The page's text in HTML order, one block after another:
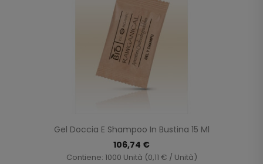
Gel Doccia E Shampoo In Bustina 15 Ml
106,74 €
Contiene: 1000 Unità (0,11 € / Unità)